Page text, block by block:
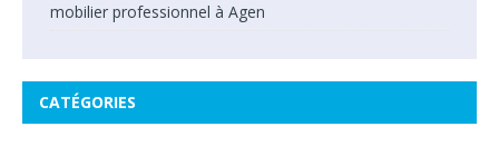
mobilier professionnel à Agen
CATÉGORIES